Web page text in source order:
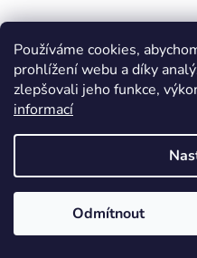
Používáme cookies,
prohlížení webu a díky
zlepšovali jeho funkce,
informací
Odmítnout